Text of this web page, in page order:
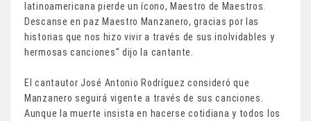
latinoamericana pierde un ícono, Maestro de Maestros.
Descanse en paz Maestro Manzanero, gracias por las
historias que nos hizo vivir a través de sus inolvidables y
hermosas canciones” dijo la cantante.
El cantautor José Antonio Rodríguez consideró que
Manzanero seguirá vigente a través de sus canciones.
Aunque la muerte insista en hacerse cotidiana y todos los